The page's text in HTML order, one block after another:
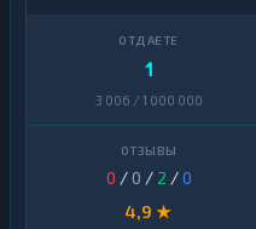
1
3 006 / 1 000 000
0 / 0 / 2 /0
4,9 ★